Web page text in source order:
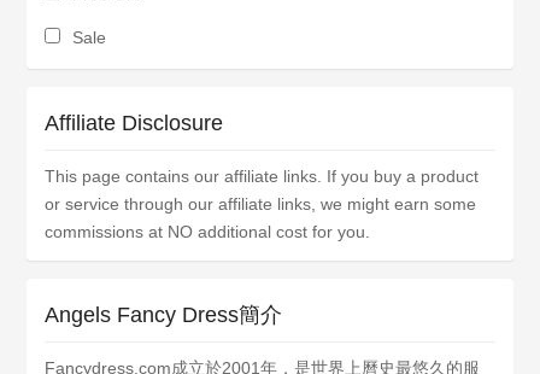
Sale
Affiliate Disclosure
This page contains our affiliate links. If you buy a product
or service through our affiliate links, we might earn some
commissions at NO additional cost for you.
Angels Fancy Dress簡介
Fancydress.com成立於2001年，是世界上曆史最悠久的服